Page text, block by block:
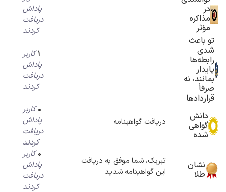
در
مذاکره
مؤثر
پاداش
دریافت
کردند
تو باعث
شدی
رابطه‌ها
پایدار
بمانند، نه
صرفاً
قراردادها
1کاربر
پاداش
دریافت
کردند
دانش
گواهی
شده
دریافت گواهینامه
0 کاربر
پاداش
دریافت
کردند
نشان
طلا
تبریک، شما موفق به دریافت
این گواهینامه شدید
0 کاربر
پاداش
دریافت
کردند